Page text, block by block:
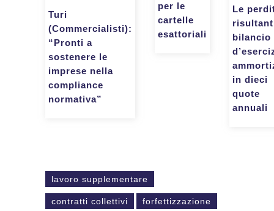
Turi
(Commercialisti):
“Pronti a
sostenere le
imprese nella
compliance
normativa”
per le
cartelle
esattoriali
Le
bilancio
in dieci
quote
annuali
lavoro supplementare
contratti collettivi forfettizzazione